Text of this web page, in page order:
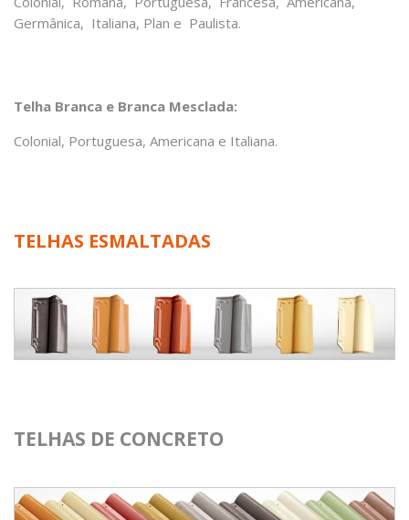
Germânica, Italiana, Plan e Paulista.
Telha Branca e Branca Mesclada:
Colonial, Portuguesa, Americana e Italiana.
TELHAS ESMALTADAS
TELHAS DE CONCRETO